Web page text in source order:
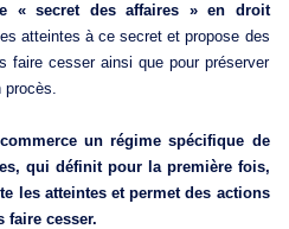
« secret des affaires » en droit
atteintes à ce secret et propose des
faire cesser ainsi que pour préserver
procès.
un régime spécifique de
qui définit pour la première fois,
les atteintes et permet des actions
faire cesser.